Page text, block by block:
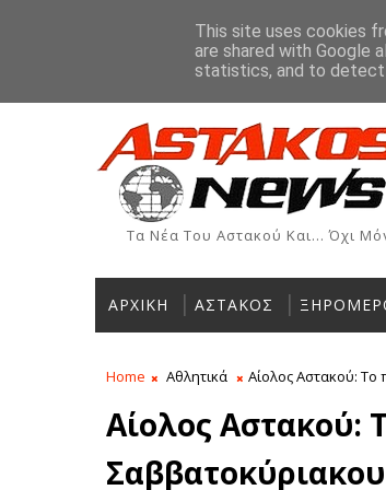
Ιστορία Χρήσιμα
ΡΟΗ ΕΙΔΗΣΕΩΝ
Τα Νέα Του Αστακού Και... Όχι
ΑΡΧΙΚΗ ΑΣΤΑΚΟΣ
Home Αθλητικά Αίολος Αστακού:
Αίολος Αστακού:
Σαββατοκύριακου
This site uses cookies
are shared with Google
statistics, and to detect